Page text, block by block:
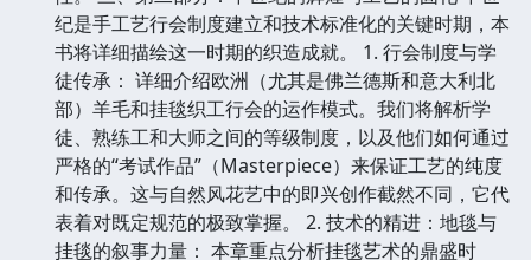
纪是手工艺行会制度建立和技术标准化的关键时期，本
书将详细描绘这一时期的织造成就。 1. 行会制度与学
徒传承： 详细介绍欧洲（尤其是佛兰德斯和意大利北
部）羊毛和挂毯织工行会的运作模式。我们将解析学
徒、熟练工和大师之间的等级制度，以及他们如何通过
严格的“考试作品”（Masterpiece）来保证工艺的纯度
和传承。这与自然风花艺中的即兴创作截然不同，它代
表着对既定规范的极致掌握。 2. 技术的精进：地毯与
挂毯的叙事力量： 本章重点分析挂毯艺术的鼎盛时